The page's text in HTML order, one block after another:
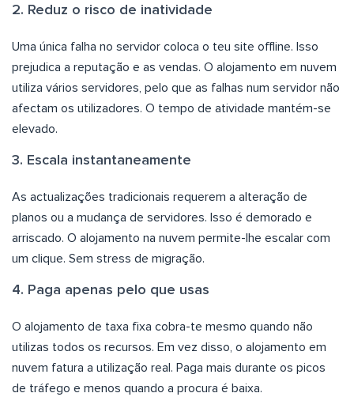
2. Reduz o risco de inatividade
Uma única falha no servidor coloca o teu site offline. Isso
prejudica a reputação e as vendas. O alojamento em nuvem
utiliza vários servidores, pelo que as falhas num servidor não
afectam os utilizadores. O tempo de atividade mantém-se
elevado.
3. Escala instantaneamente
As actualizações tradicionais requerem a alteração de
planos ou a mudança de servidores. Isso é demorado e
arriscado. O alojamento na nuvem permite-lhe escalar com
um clique. Sem stress de migração.
4. Paga apenas pelo que usas
O alojamento de taxa fixa cobra-te mesmo quando não
utilizas todos os recursos. Em vez disso, o alojamento em
nuvem fatura a utilização real. Paga mais durante os picos
de tráfego e menos quando a procura é baixa.